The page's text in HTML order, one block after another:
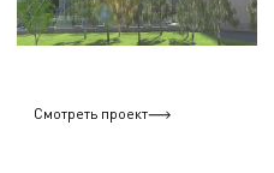
Смотреть проект